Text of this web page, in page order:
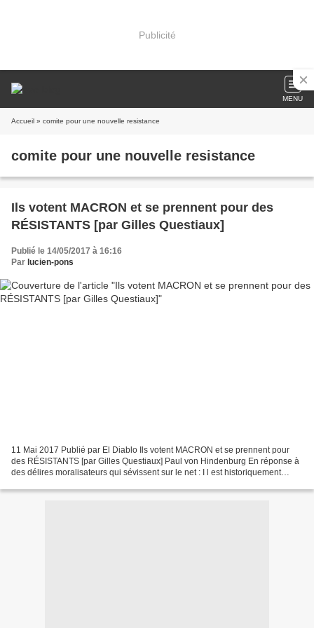
Publicité
MENU
Accueil » comite pour une nouvelle resistance
comite pour une nouvelle resistance
Ils votent MACRON et se prennent pour des
RÉSISTANTS [par Gilles Questiaux]
Publié le 14/05/2017 à 16:16
Par lucien-pons
11 Mai 2017 Publié par El Diablo Ils votent MACRON et se prennent pour
des RÉSISTANTS [par Gilles Questiaux] Paul von Hindenburg En réponse à
des délires moralisateurs qui sévissent sur le net : I l est historiquement